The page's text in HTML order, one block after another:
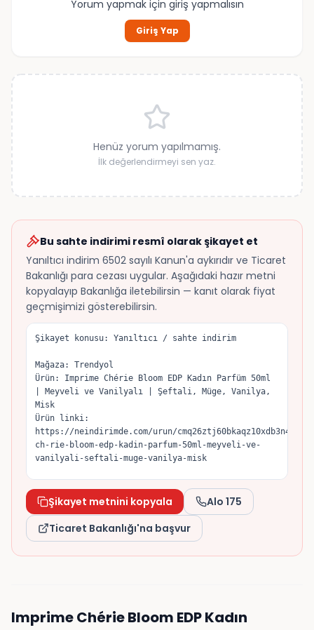
Yorum yapmak için giriş yapmalısın
Giriş Yap
Henüz yorum yapılmamış.
İlk değerlendirmeyi sen yaz.
Bu sahte indirimi resmî olarak şikayet et
Yanıltıcı indirim 6502 sayılı Kanun'a aykırıdır ve Ticaret
Bakanlığı para cezası uygular. Aşağıdaki hazır metni
kopyalayıp Bakanlığa iletebilirsin — kanıt olarak fiyat
geçmişimizi gösterebilirsin.
Şikayet konusu: Yanıltıcı / sahte indirim
Mağaza: Trendyol
Ürün: Imprime Chérie Bloom EDP Kadın Parfüm 50ml
| Meyveli ve Vanilyalı | Şeftali, Müge, Vanilya,
Misk
Ürün linki:
https://neindirimde.com/urun/cmq26ztj60bkaqz10xdb3n4ww/
ch-rie-bloom-edp-kadin-parfum-50ml-meyveli-ve-
vanilyali-seftali-muge-vanilya-misk
sunuluyor; satıcının gösterdiği eski/orijinal
fiyat 799 TL. Tuttuğum fiyat geçmişine göre ürün
son dönemde 628 TL seviyesine kadar düşmüştü,
dolayısıyla indirim öncesi referans fiyatın yapay
içinde uygulanan en düşük fiyat olmalıdır.
Şikayet metnini kopyala
Alo 175
Ticaret Bakanlığı'na başvur
Imprime Chérie Bloom EDP Kadın